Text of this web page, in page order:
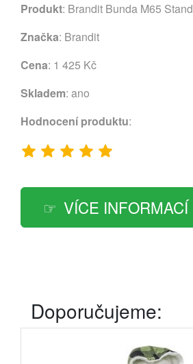
Produkt: Brandit Bunda M65
Značka: Brandit
Cena: 1 425 Kč
Skladem: ano
Hodnocení produktu:
VÍCE INFORMACÍ
Doporučujeme: